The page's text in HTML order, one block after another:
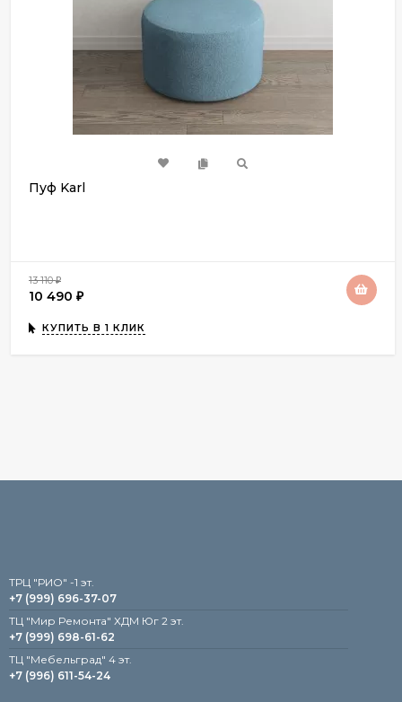
Пуф Karl
13 110₽
10 490 ₽
КУПИТЬ В 1 КЛИК
TРЦ "РИО" -1 эт.
+7 (999) 696-37-07
ТЦ "Мир Ремонта" ХДМ Юг 2 эт.
+7 (999) 698-61-62
TЦ "Мебельград" 4 эт.
+7 (996) 611-54-24